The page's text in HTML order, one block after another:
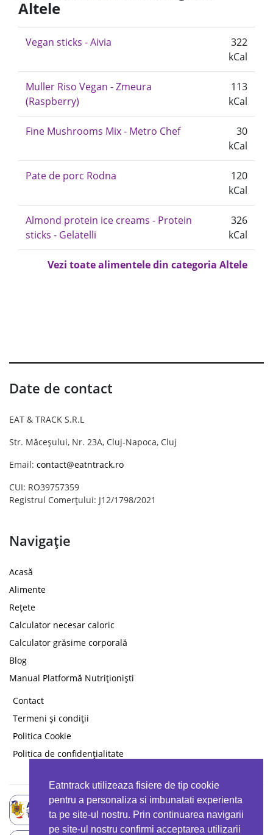
Eatntrack utilizeaza fisiere de tip cookie
pentru a personaliza si imbunatati experienta
ta pe site-ul nostru. Prin continuarea navigarii
pe site-ul nostru confirmi acceptarea utilizarii
Altele
Vegan sticks - Aivia
322
kCal
Muller Riso Vegan - Zmeura
(Raspberry)
113
kCal
Fine Mushrooms Mix - Metro Chef
30
kCal
Pate de porc Rodna
120
kCal
Almond protein ice creams - Protein
sticks - Gelatelli
326
kCal
Vezi toate alimentele din categoria Altele
Date de contact
EAT & TRACK S.R.L
Str. Măceșului, Nr. 23A, Cluj-Napoca, Cluj
Email: contact@eatntrack.ro
CUI: RO39757359
Registrul Comerțului: J12/1798/2021
Navigație
Acasă
Alimente
Rețete
Calculator necesar caloric
Calculator grăsime corporală
Blog
Manual Platformă Nutriționiști
Contact
Termeni și condiții
Politica Cookie
Politica de confidențialitate